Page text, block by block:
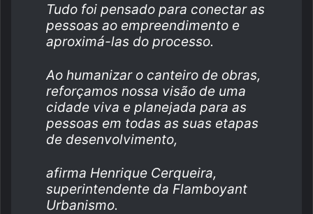
Tudo foi pensado para conectar as
pessoas ao empreendimento e
aproximá-las do processo.
Ao humanizar o canteiro de obras,
reforçamos nossa visão de uma
cidade viva e planejada para as
pessoas em todas as suas etapas
de desenvolvimento,
afirma Henrique Cerqueira,
superintendente da Flamboyant
Urbanismo.